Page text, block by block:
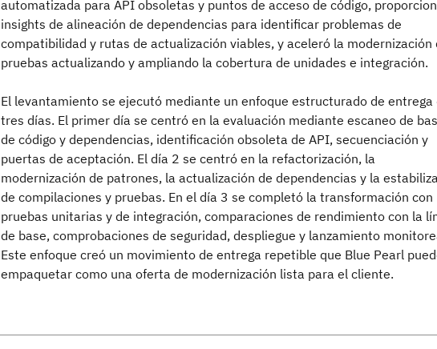
automatizada para API obsoletas y puntos de acceso de código,
insights de alineación de dependencias para identificar problemas de
compatibilidad y rutas de actualización viables, y aceleró la modernización
pruebas actualizando y ampliando la cobertura de unidades e integración.
El levantamiento se ejecutó mediante un enfoque estructurado de entrega
tres días. El primer día se centró en la evaluación mediante escaneo de
de código y dependencias, identificación obsoleta de API, secuenciación y
puertas de aceptación. El día 2 se centró en la refactorización, la
modernización de patrones, la actualización de dependencias y la
de compilaciones y pruebas. En el día 3 se completó la transformación con
pruebas unitarias y de integración, comparaciones de rendimiento con la
de base, comprobaciones de seguridad, despliegue y lanzamiento
Este enfoque creó un movimiento de entrega repetible que Blue Pearl
empaquetar como una oferta de modernización lista para el cliente.